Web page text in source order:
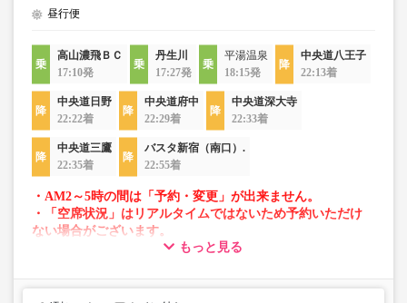
昼行便
高山濃飛ＢＣ
17:10発
丹生川
17:27発
平湯温泉
18:15発
中央道八王子
22:13着
中央道日野
22:22着
中央道府中
22:29着
中央道深大寺
22:33着
中央道三鷹
22:35着
バスタ新宿（南口）.
22:55着
・AM2～5時の間は「予約・変更」が出来ません。
・「空席状況」はリアルタイムではないため予約いただけ
ない場合がございます。
・車両は予告なく変更となる場合がございます。これに伴
で、あらかじめご了承ください。
もっと見る